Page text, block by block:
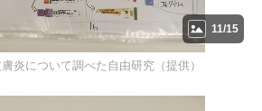
11/15
炎について調べた自由研究（提供）